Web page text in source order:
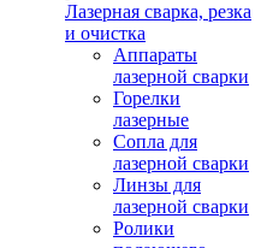
Лазерная сварка, резка
и очистка
Аппараты
лазерной сварки
Горелки
лазерные
Сопла для
лазерной сварки
Линзы для
лазерной сварки
Ролики